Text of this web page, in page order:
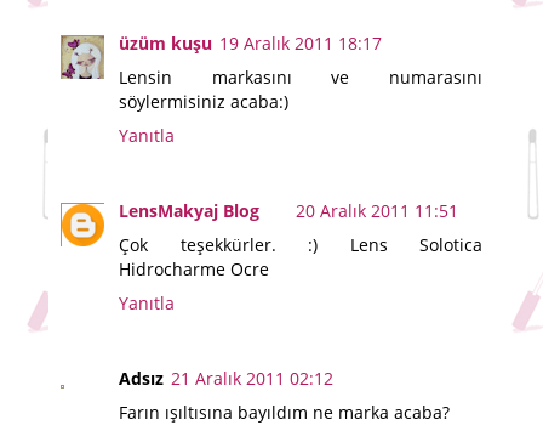
üzüm kuşu 19 Aralık 2011 18:17
Lensin markasını ve numarasını
söylermisiniz acaba:)
Yanıtla
LensMakyaj Blog
20 Aralık 2011 11:51
Çok teşekkürler. :) Lens Solotica
Hidrocharme Ocre
Yanıtla
Adsız 21 Aralık 2011 02:12
Farın ışıltısına bayıldım ne marka acaba?